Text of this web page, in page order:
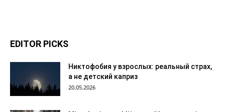
EDITOR PICKS
Никтофобия у взрослых: реальный страх,
а не детский каприз
20.05.2026